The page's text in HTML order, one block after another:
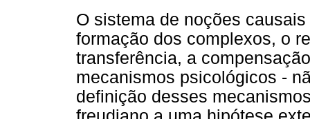
O sistema de noções
formação dos complexos, o
transferência, a
mecanismos psicológicos -
definição desses